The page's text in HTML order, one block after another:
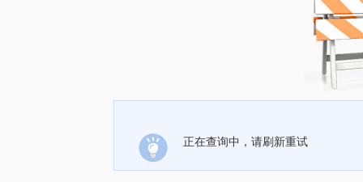
正在查询中，请刷新重试